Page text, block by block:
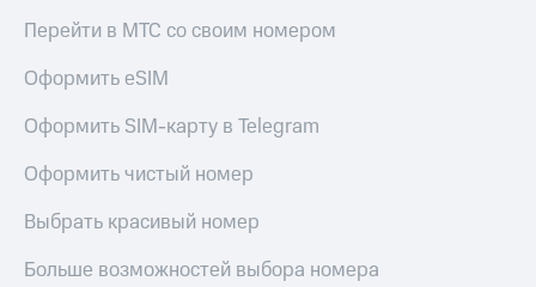
Перейти в МТС со своим номером
Оформить eSIM
Оформить SIM-карту в Telegram
Оформить чистый номер
Выбрать красивый номер
Больше возможностей выбора номера